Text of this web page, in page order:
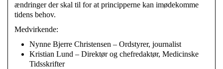
ændringer der skal til for at principperne kan imødekomme
tidens behov.
Medvirkende:
Nynne Bjerre Christensen – Ordstyrer, journalist
Kristian Lund – Direktør og chefredaktør, Medicinske
Tidsskrifter